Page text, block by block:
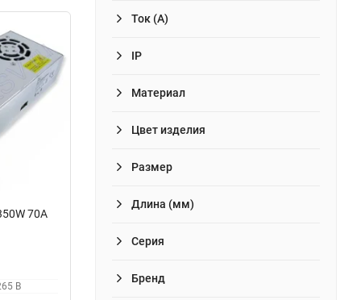
70A
В
Ток (А)
IP
Материал
Цвет изделия
Размер
Длина (мм)
Серия
Бренд